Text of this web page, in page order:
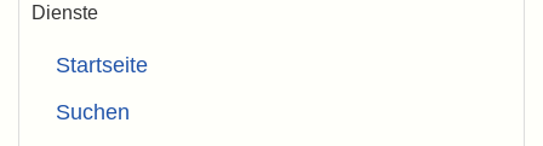
Dienste
Startseite
Suchen